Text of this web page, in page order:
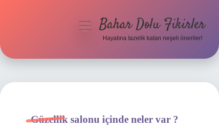
Hakkımızda
menüyüBahar Dolu Fikirler
Hayatına tazelik katan neşeli öneriler!
Güzellik salonu içinde neler var ?